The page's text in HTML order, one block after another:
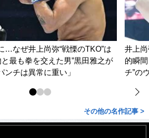
…なぜ井上尚弥“戦慄のTKO”は
最も拳を交えた男”黒田雅之が
チは異常に重い」
井上
的瞬
チ”の
その他の名作記事 >